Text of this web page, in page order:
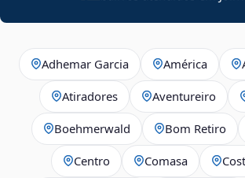
Adhemar Garcia América
Atiradores Aventureiro
Boehmerwald Bom Retiro
Centro Comasa